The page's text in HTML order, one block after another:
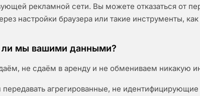
рекламной сети. Вы можете отказаться от
настройки браузера или такие инструменты, как
ли мы вашими данными?
не сдаём в аренду и не обмениваем никакую
агрегированные, не идентифицирующие